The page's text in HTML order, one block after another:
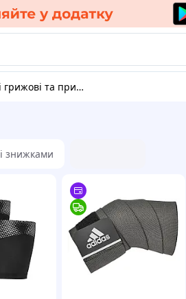
при опущенні внутрішніх органів
знижками